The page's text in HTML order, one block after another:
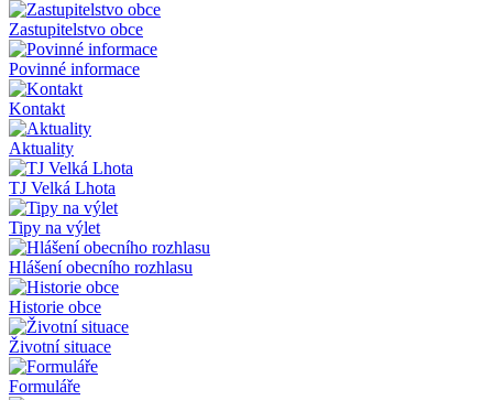
Zastupitelstvo obce
Povinné informace
Kontakt
Aktuality
TJ Velká Lhota
Tipy na výlet
Hlášení obecního rozhlasu
Historie obce
Životní situace
Formuláře